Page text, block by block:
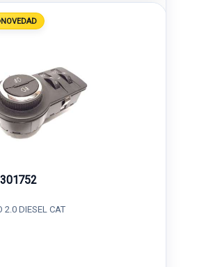
NOVEDAD
2.0 DIESEL CAT